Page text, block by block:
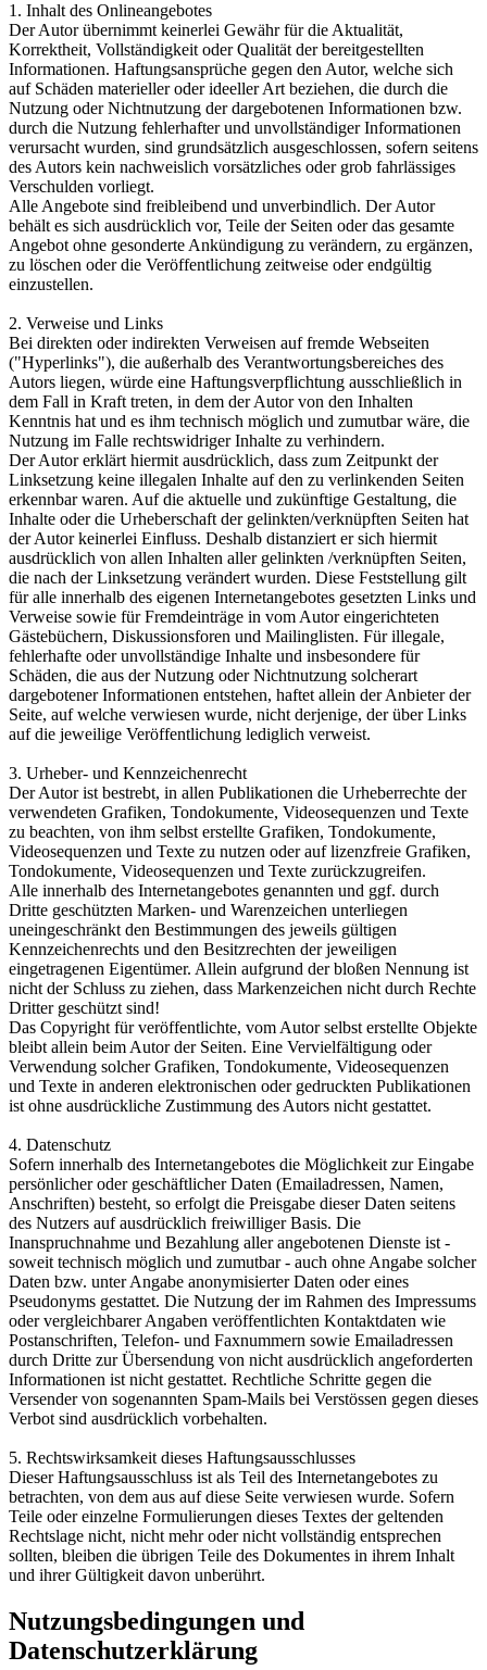
1. Inhalt des Onlineangebotes
Der Autor übernimmt keinerlei Gewähr für die Aktualität,
Korrektheit, Vollständigkeit oder Qualität der bereitgestellten
Informationen. Haftungsansprüche gegen den Autor, welche sich
auf Schäden materieller oder ideeller Art beziehen, die durch die
Nutzung oder Nichtnutzung der dargebotenen Informationen bzw.
durch die Nutzung fehlerhafter und unvollständiger Informationen
verursacht wurden, sind grundsätzlich ausgeschlossen, sofern seitens
des Autors kein nachweislich vorsätzliches oder grob fahrlässiges
Verschulden vorliegt.
Alle Angebote sind freibleibend und unverbindlich. Der Autor
behält es sich ausdrücklich vor, Teile der Seiten oder das gesamte
Angebot ohne gesonderte Ankündigung zu verändern, zu ergänzen,
zu löschen oder die Veröffentlichung zeitweise oder endgültig
einzustellen.
2. Verweise und Links
Bei direkten oder indirekten Verweisen auf fremde Webseiten
("Hyperlinks"), die außerhalb des Verantwortungsbereiches des
Autors liegen, würde eine Haftungsverpflichtung ausschließlich in
dem Fall in Kraft treten, in dem der Autor von den Inhalten
Kenntnis hat und es ihm technisch möglich und zumutbar wäre, die
Nutzung im Falle rechtswidriger Inhalte zu verhindern.
Der Autor erklärt hiermit ausdrücklich, dass zum Zeitpunkt der
Linksetzung keine illegalen Inhalte auf den zu verlinkenden Seiten
erkennbar waren. Auf die aktuelle und zukünftige Gestaltung, die
Inhalte oder die Urheberschaft der gelinkten/verknüpften Seiten hat
der Autor keinerlei Einfluss. Deshalb distanziert er sich hiermit
ausdrücklich von allen Inhalten aller gelinkten /verknüpften Seiten,
die nach der Linksetzung verändert wurden. Diese Feststellung gilt
für alle innerhalb des eigenen Internetangebotes gesetzten Links und
Verweise sowie für Fremdeinträge in vom Autor eingerichteten
Gästebüchern, Diskussionsforen und Mailinglisten. Für illegale,
fehlerhafte oder unvollständige Inhalte und insbesondere für
Schäden, die aus der Nutzung oder Nichtnutzung solcherart
dargebotener Informationen entstehen, haftet allein der Anbieter der
Seite, auf welche verwiesen wurde, nicht derjenige, der über Links
auf die jeweilige Veröffentlichung lediglich verweist.
3. Urheber- und Kennzeichenrecht
Der Autor ist bestrebt, in allen Publikationen die Urheberrechte der
verwendeten Grafiken, Tondokumente, Videosequenzen und Texte
zu beachten, von ihm selbst erstellte Grafiken, Tondokumente,
Videosequenzen und Texte zu nutzen oder auf lizenzfreie Grafiken,
Tondokumente, Videosequenzen und Texte zurückzugreifen.
Alle innerhalb des Internetangebotes genannten und ggf. durch
Dritte geschützten Marken- und Warenzeichen unterliegen
uneingeschränkt den Bestimmungen des jeweils gültigen
Kennzeichenrechts und den Besitzrechten der jeweiligen
eingetragenen Eigentümer. Allein aufgrund der bloßen Nennung ist
nicht der Schluss zu ziehen, dass Markenzeichen nicht durch Rechte
Dritter geschützt sind!
Das Copyright für veröffentlichte, vom Autor selbst erstellte Objekte
bleibt allein beim Autor der Seiten. Eine Vervielfältigung oder
Verwendung solcher Grafiken, Tondokumente, Videosequenzen
und Texte in anderen elektronischen oder gedruckten Publikationen
ist ohne ausdrückliche Zustimmung des Autors nicht gestattet.
4. Datenschutz
Sofern innerhalb des Internetangebotes die Möglichkeit zur Eingabe
persönlicher oder geschäftlicher Daten (Emailadressen, Namen,
Anschriften) besteht, so erfolgt die Preisgabe dieser Daten seitens
des Nutzers auf ausdrücklich freiwilliger Basis. Die
Inanspruchnahme und Bezahlung aller angebotenen Dienste ist -
soweit technisch möglich und zumutbar - auch ohne Angabe solcher
Daten bzw. unter Angabe anonymisierter Daten oder eines
Pseudonyms gestattet. Die Nutzung der im Rahmen des Impressums
oder vergleichbarer Angaben veröffentlichten Kontaktdaten wie
Postanschriften, Telefon- und Faxnummern sowie Emailadressen
durch Dritte zur Übersendung von nicht ausdrücklich angeforderten
Informationen ist nicht gestattet. Rechtliche Schritte gegen die
Versender von sogenannten Spam-Mails bei Verstössen gegen dieses
Verbot sind ausdrücklich vorbehalten.
5. Rechtswirksamkeit dieses Haftungsausschlusses
Dieser Haftungsausschluss ist als Teil des Internetangebotes zu
betrachten, von dem aus auf diese Seite verwiesen wurde. Sofern
Teile oder einzelne Formulierungen dieses Textes der geltenden
Rechtslage nicht, nicht mehr oder nicht vollständig entsprechen
sollten, bleiben die übrigen Teile des Dokumentes in ihrem Inhalt
und ihrer Gültigkeit davon unberührt.
Nutzungsbedingungen und
Datenschutzerklärung